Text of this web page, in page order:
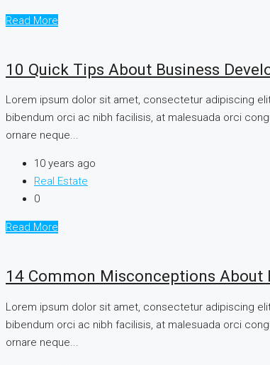
Read More
10 Quick Tips About Business
Lorem ipsum dolor sit amet, consectetur adipiscing
bibendum orci ac nibh facilisis, at malesuada orci
ornare neque...
10 years ago
Real Estate
0
Read More
14 Common Misconceptions About
Lorem ipsum dolor sit amet, consectetur adipiscing
bibendum orci ac nibh facilisis, at malesuada orci
ornare neque...